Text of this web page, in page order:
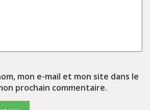
mon e-mail et mon site dans le
prochain commentaire.